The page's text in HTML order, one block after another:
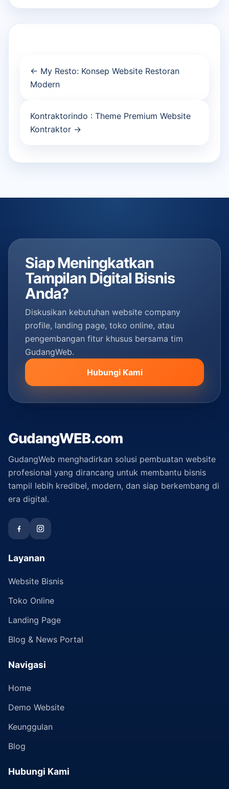
← My Resto: Konsep Website Restoran
Modern
Kontraktorindo : Theme Premium Website
Kontraktor →
Siap Meningkatkan
Tampilan Digital Bisnis
Anda?
Diskusikan kebutuhan website company
profile, landing page, toko online, atau
pengembangan fitur khusus bersama tim
GudangWeb.
Hubungi Kami
GudangWEB.com
GudangWeb menghadirkan solusi pembuatan website
profesional yang dirancang untuk membantu bisnis
tampil lebih kredibel, modern, dan siap berkembang di
era digital.
Layanan
Website Bisnis
Toko Online
Landing Page
Blog & News Portal
Navigasi
Home
Demo Website
Keunggulan
Blog
Hubungi Kami